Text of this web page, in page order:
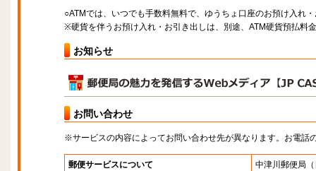
○ATMでは、いつでも手数料無料で、ゆうちょ口座のお預け入れ
※硬貨を伴うお預け入れ・お引き出しは、別途、ATM硬貨預払料
お知らせ
お問い合わせ
※サービスの内容によってお問い合わせ先が異なります。お電話
郵便サービスについて 中津川郵便局